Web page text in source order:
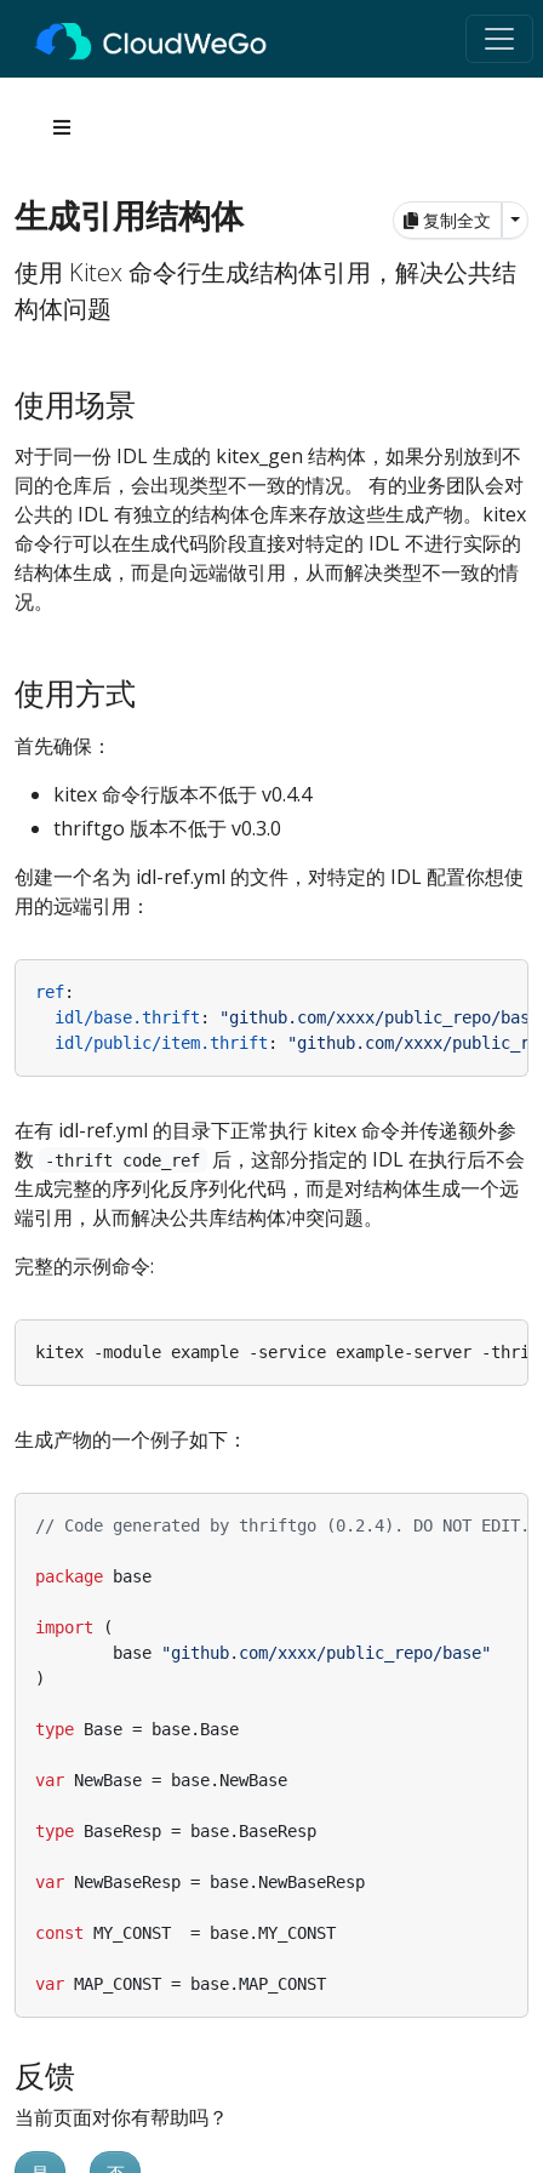
复制全文
生成引用结构体
使用 Kitex 命令行生成结构体引用，解决公共结
构体问题
使用场景
对于同一份 IDL 生成的 kitex_gen 结构体，如果分别放到不
同的仓库后，会出现类型不一致的情况。 有的业务团队会对
公共的 IDL 有独立的结构体仓库来存放这些生成产物。kitex
命令行可以在生成代码阶段直接对特定的 IDL 不进行实际的
结构体生成，而是向远端做引用，从而解决类型不一致的情
况。
使用方式
首先确保：
kitex 命令行版本不低于 v0.4.4
thriftgo 版本不低于 v0.3.0
创建一个名为 idl-ref.yml 的文件，对特定的 IDL 配置你想使
用的远端引用：
ref:
idl/base.thrift :
"github.com/xxxx/public_repo/
idl/public/item.thrift : "github.com/xxxx/
在有 idl-ref.yml 的目录下正常执行 kitex 命令并传递额外参
数
-thrift code_ref
后，这部分指定的 IDL 在执行后不会
生成完整的序列化反序列化代码，而是对结构体生成一个远
端引用，从而解决公共库结构体冲突问题。
完整的示例命令:
生成产物的一个例子如下：
// Code generated by thriftgo (0.2.4). DO NOT EDIT.
package base
import
(
base
"github.com/xxxx/public_repo/base"
)
type Base = base. Base
var NewBase = base. NewBase
type BaseResp = base. BaseResp
var NewBaseResp = base. NewBaseResp
const MY_CONST = base.MY_CONST
var MAP_CONST = base.MAP_CONST
反馈
当前页面对你有帮助吗？